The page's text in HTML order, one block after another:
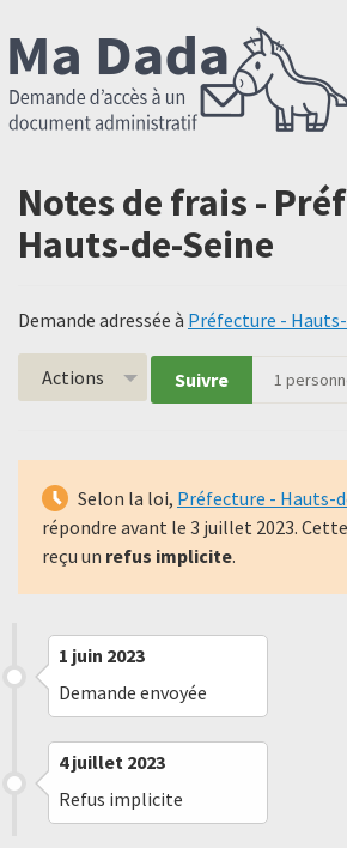
Notes de frais -
Hauts-de-Seine
Demande adressée à Préfecture -
Actions Suivre 1
Selon la loi, Préfecture - Hauts-
répondre avant le 3 juillet 2023.
reçu un refus implicite.
1 juin 2023
Demande envoyée
4 juillet 2023
Refus implicite